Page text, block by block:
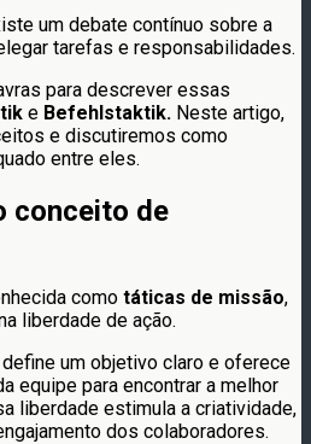
um debate contínuo sobre a
tarefas e responsabilidades.
para descrever essas
e Befehlstaktik. Neste artigo,
e discutiremos como
entre eles.
conceito de
como táticas de missão,
liberdade de ação.
um objetivo claro e oferece
equipe para encontrar a melhor
liberdade estimula a criatividade,
dos colaboradores.